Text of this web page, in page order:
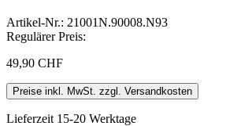
Artikel-Nr.: 21001N.90008.N93
Regulärer Preis:
49,90 CHF
Preise inkl. MwSt. zzgl. Versandkosten
Lieferzeit 15-20 Werktage